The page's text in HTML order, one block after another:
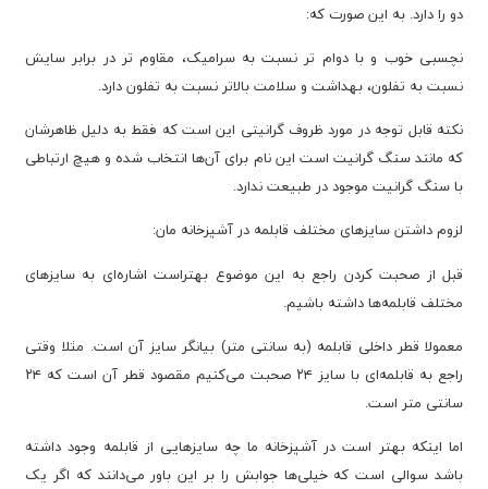
دو را دارد. به این صورت که:
نچسبی خوب و با دوام تر نسبت به سرامیک، مقاوم تر در برابر سایش
نسبت به تفلون، بهداشت و سلامت بالاتر نسبت به تفلون دارد.
نکته قابل توجه در مورد ظروف گرانیتی این است که فقط به دلیل ظاهرشان
که مانند سنگ گرانیت است این نام برای آن‌ها انتخاب شده و هیچ ارتباطی
با سنگ گرانیت موجود در طبیعت ندارد.
لزوم داشتن سایزهای مختلف قابلمه در آشپزخانه مان:
قبل از صحبت کردن راجع به این موضوع بهتراست اشاره‌ای به سایزهای
مختلف قابلمه‌ها داشته باشیم.
معمولا قطر داخلی قابلمه (به سانتی متر) بیانگر سایز آن است. مثلا وقتی
راجع به قابلمه‌ای با سایز ۲۴ صحبت می‌کنیم مقصود قطر آن است که ۲۴
سانتی متر است.
اما اینکه بهتر است در آشپزخانه ما چه سایزهایی از قابلمه وجود داشته
باشد سوالی است که خیلی‌ها جوابش را بر این باور می‌دانند که اگر یک